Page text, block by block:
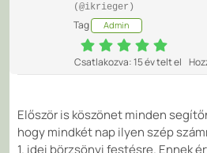
(@ikrieger)
Tag Admin
Csatlakozva: 15 év telt el
Először is köszönet minden
hogy mindkét nap ilyen szép